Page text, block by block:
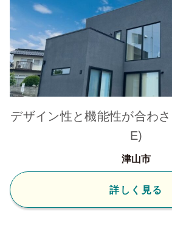
デザイン性と機能性が合わ
E)
津山市
詳しく見る